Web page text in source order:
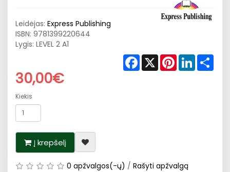
Leidėjas: Express Publishing
ISBN: 9781399220644
Lygis: LEVEL 2 A1
Facebook
X PinterestLinkedIn
30,00€
Kiekis
Į krepšelį
0 apžvalgos(-ų) / Rašyti apžvalgą